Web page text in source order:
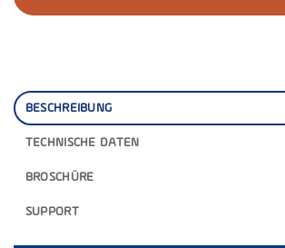
BESCHREIBUNG
TECHNISCHE DATEN
BROSCHÜRE
SUPPORT